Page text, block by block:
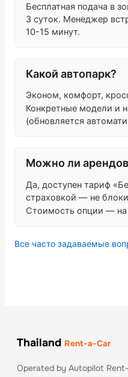
Бесплатная подача в
3 суток. Менеджер
10-15 минут.
Какой автопарк?
Эконом, комфорт,
Конкретные модели и
(обновляется
Можно ли
Да, доступен тариф
страховкой — не
Стоимость опции — на
Все часто задаваемые
Thailand Rent-a-Car
Operated by Autopilot